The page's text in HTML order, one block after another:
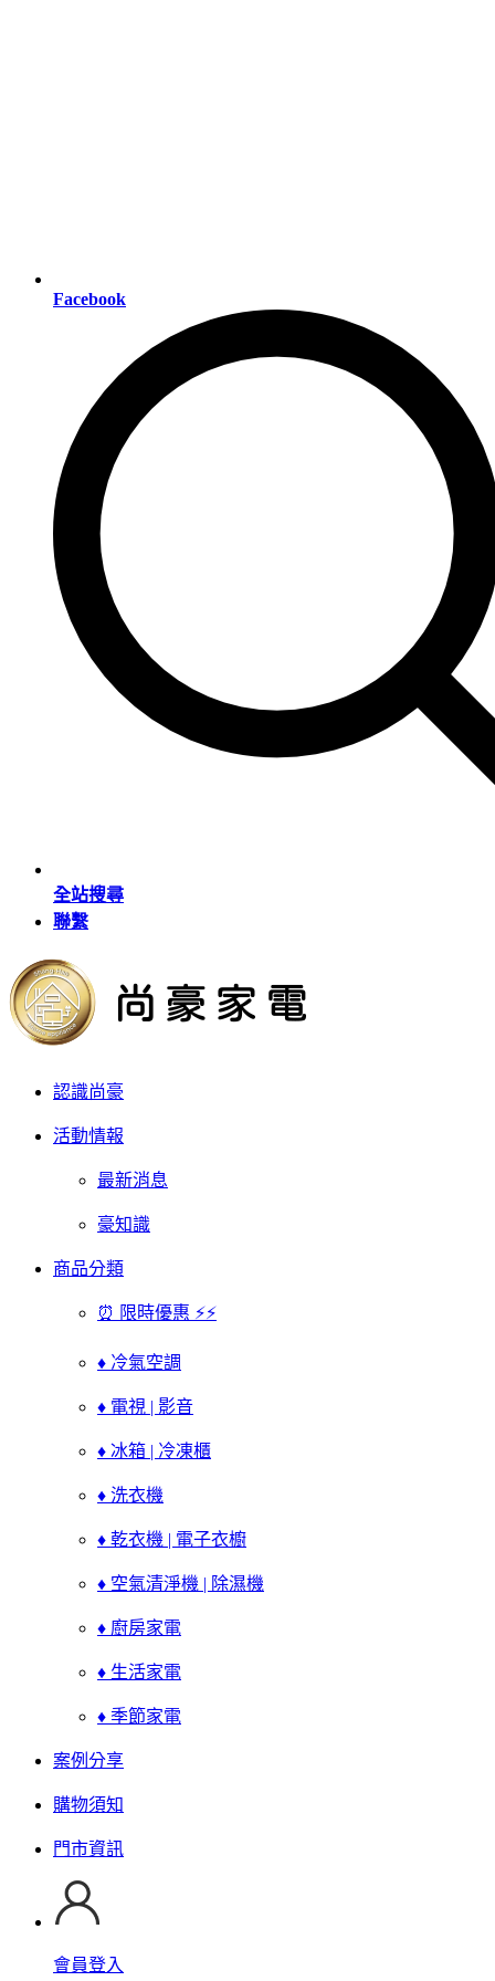
Facebook
全站搜尋
聯繫
認識尚豪
活動情報
最新消息
豪知識
商品分類
⏰ 限時優惠 ⚡⚡
♦ 冷氣空調
♦ 電視 | 影音
♦ 冰箱 | 冷凍櫃
♦ 洗衣機
♦ 乾衣機 | 電子衣櫥
♦ 空氣清淨機 | 除濕機
♦ 廚房家電
♦ 生活家電
♦ 季節家電
案例分享
購物須知
門市資訊
會員登入